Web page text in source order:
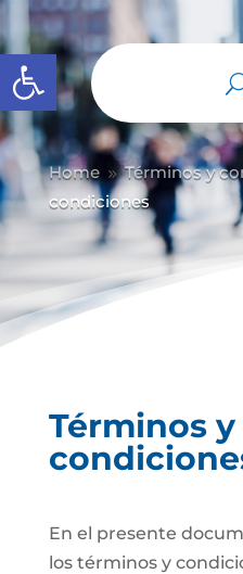
Abrir barra de
Home 9 Términos y
condiciones
Términos y
En el presente
los términos y